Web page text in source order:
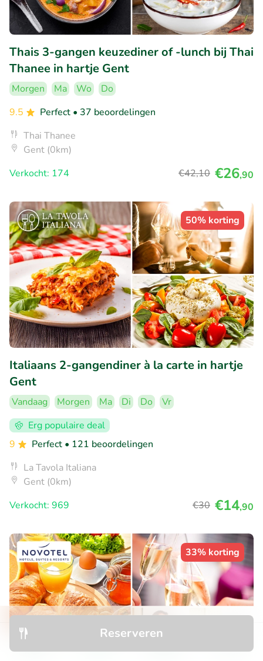
Reserveren
Thais 3-gangen keuzediner of -lunch bij Thai
Thanee in hartje Gent
Morgen Ma Wo
Do
9.5
Perfect • 37 beoordelingen
Thai Thanee
Gent (0km)
Verkocht: 174
€42,10 €26,90
50% korting
Italiaans 2-gangendiner à la carte in hartje
Gent
Vandaag Morgen Ma Di Do
Vr
Erg populaire deal
9
Perfect • 121 beoordelingen
La Tavola Italiana
Gent (0km)
Verkocht: 969
€30 €14,90
33% korting